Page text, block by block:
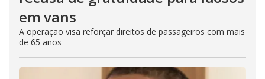
em vans
A operação visa reforçar direitos de passageiros com mais
de 65 anos